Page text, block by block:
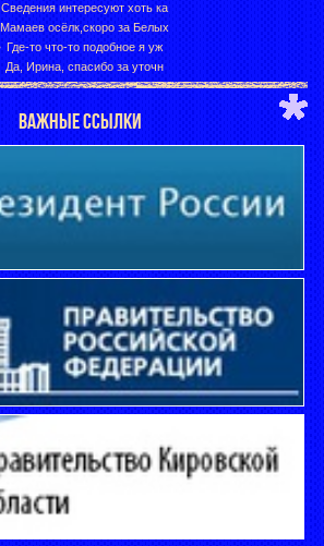
Сведения интересуют хоть ка
Мамаев осёлк,скоро за Белых
Где-то что-то подобное я уж
Да, Ирина, спасибо за уточн
ВАЖНЫЕ ССЫЛКИ